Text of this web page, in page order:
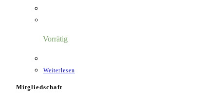
Vorrätig
Weiterlesen
Mitgliedschaft